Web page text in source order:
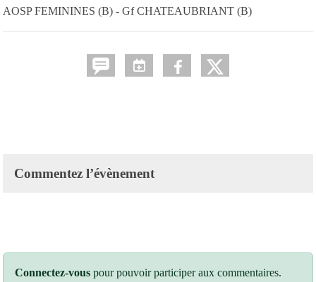
AOSP FEMININES (B) - Gf CHATEAUBRIANT (B)
Commentez l’évènement
Connectez-vous pour pouvoir participer aux commentaires.